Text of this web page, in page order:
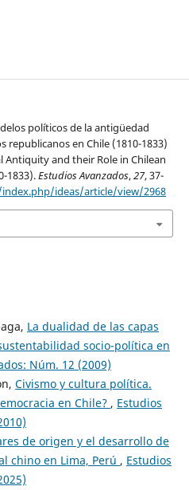
políticos de la antigüedad
republicanos en Chile (1810-1833)
Antiquity and their Role in Chilean
1833).Estudios Avanzados,27, 37-
ideas/article/view/2968
La dualidad de las capas
socio-política en
Núm. 12 (2009)
Civismo y cultura política.
en Chile? , Estudios
de origen y el desarrollo de
chino en Lima, Perú , Estudios